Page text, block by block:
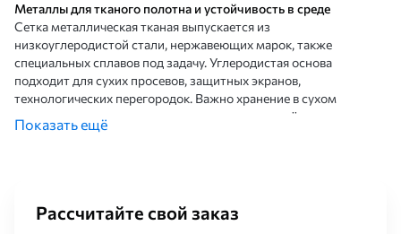
Металлы для тканого полотна и устойчивость в среде
Сетка металлическая тканая выпускается из
низкоуглеродистой стали, нержавеющих марок, также
специальных сплавов под задачу. Углеродистая основа
подходит для сухих просевов, защитных экранов,
технологических перегородок. Важно хранение в сухом
помещении, иначе появляется коррозионная плёнка.
не ловить питтинг. Такая сетка держит геометрию дольше.
Показать ещё
Рассчитайте свой заказ